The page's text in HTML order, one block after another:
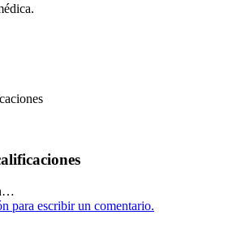
para escribir un comentario.